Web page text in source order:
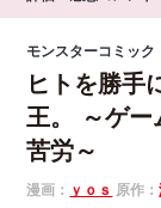
モンスターコミック
ヒトを勝手
王。 ～ゲー
苦労～
漫画： ｙｏｓ 原作：